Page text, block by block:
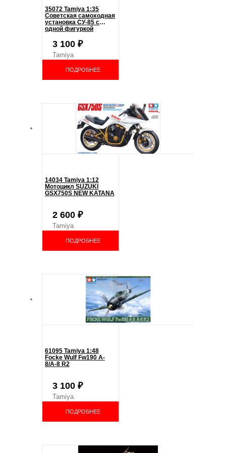
35072 Tamiya 1:35
Советская самоходная
установка СУ-85 с
одной фигуркой
3 100 ₽
Tamiya
ПОДРОБНЕЕ
14034 Tamiya 1:12
Мотоцикл SUZUKI
GSX750S NEW KATANA
2 600 ₽
Tamiya
ПОДРОБНЕЕ
61095 Tamiya 1:48
Focke Wulf Fw190 A-
8/A-8 R2
3 100 ₽
Tamiya
ПОДРОБНЕЕ